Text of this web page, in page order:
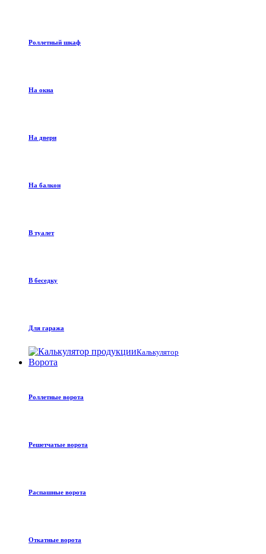
Роллетный шкаф
На окна
На двери
На балкон
В туалет
В беседку
Для гаража
Калькулятор
Ворота
Роллетные ворота
Решетчатые ворота
Распашные ворота
Откатные ворота